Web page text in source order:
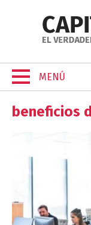
MENÚ
beneficios